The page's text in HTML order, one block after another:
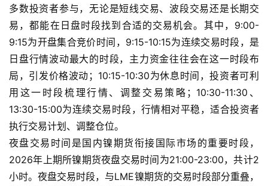
多数投资者参与，无论是短线交易、波段交易还是长期交
易，都能在日盘时段找到合适的交易机会。其中，9:00-
9:15为开盘集合竞价时间，9:15-10:15为连续交易时段，是
日盘行情波动最大的时段，主力资金往往会在这一时段布
局，引发价格波动；10:15-10:30为休息时间，投资者可利
用这一时段梳理行情、调整交易策略；10:30-11:30、
13:30-15:00为连续交易时段，行情相对平稳，适合投资者
执行交易计划、调整仓位。
夜盘交易时间是国内镍期货衔接国际市场的重要时段，
2026年上期所镍期货夜盘交易时间为21:00-23:00，共计2
小时。夜盘交易时段，与LME镍期货的交易时段部分重叠，